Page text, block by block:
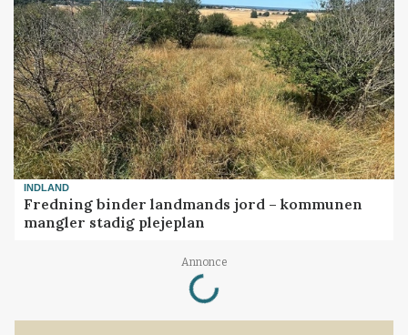
INDLAND
Fredning binder landmands jord – kommunen
mangler stadig plejeplan
Annonce
Loading...